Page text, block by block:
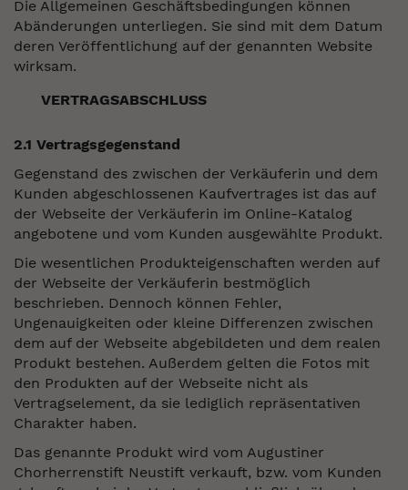
Die Allgemeinen Geschäftsbedingungen können
Abänderungen unterliegen. Sie sind mit dem Datum
deren Veröffentlichung auf der genannten Website
wirksam.
VERTRAGSABSCHLUSS
2.1 Vertragsgegenstand
Gegenstand des zwischen der Verkäuferin und dem
Kunden abgeschlossenen Kaufvertrages ist das auf
der Webseite der Verkäuferin im Online-Katalog
angebotene und vom Kunden ausgewählte Produkt.
Die wesentlichen Produkteigenschaften werden auf
der Webseite der Verkäuferin bestmöglich
beschrieben. Dennoch können Fehler,
Ungenauigkeiten oder kleine Differenzen zwischen
dem auf der Webseite abgebildeten und dem realen
Produkt bestehen. Außerdem gelten die Fotos mit
den Produkten auf der Webseite nicht als
Vertragselement, da sie lediglich repräsentativen
Charakter haben.
Das genannte Produkt wird vom Augustiner
Chorherrenstift Neustift verkauft, bzw. vom Kunden